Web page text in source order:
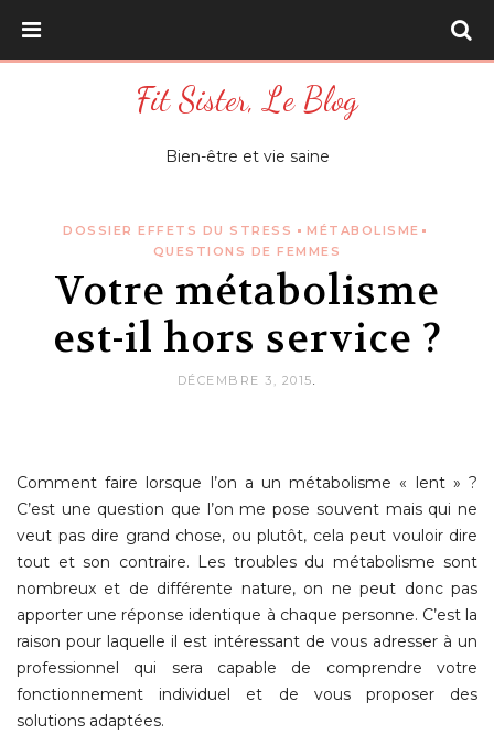
content
Fit Sister, Le Blog
Bien-être et vie saine
DOSSIER EFFETS DU STRESS
MÉTABOLISME
QUESTIONS DE FEMMES
Votre métabolisme
est-il hors service ?
DÉCEMBRE 3, 2015.
Comment faire lorsque l’on a un métabolisme « lent » ?
C’est une question que l’on me pose souvent mais qui ne
veut pas dire grand chose, ou plutôt, cela peut vouloir dire
tout et son contraire. Les troubles du métabolisme sont
nombreux et de différente nature, on ne peut donc pas
apporter une réponse identique à chaque personne. C’est la
raison pour laquelle il est intéressant de vous adresser à un
professionnel qui sera capable de comprendre votre
fonctionnement individuel et de vous proposer des
solutions adaptées.